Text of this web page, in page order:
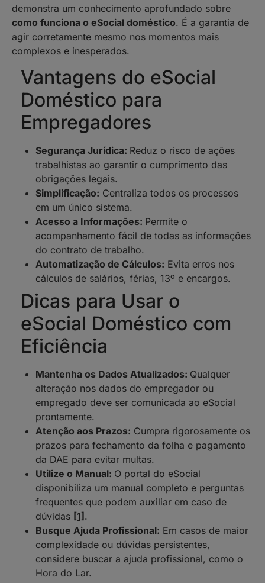
demonstra um conhecimento aprofundado sobre
como funciona o eSocial doméstico. É a garantia de
agir corretamente mesmo nos momentos mais
complexos e inesperados.
Vantagens do eSocial
Doméstico para
Empregadores
Segurança Jurídica: Reduz o risco de ações
trabalhistas ao garantir o cumprimento das
obrigações legais.
Simplificação: Centraliza todos os processos
em um único sistema.
Acesso a Informações: Permite o
acompanhamento fácil de todas as informações
do contrato de trabalho.
Automatização de Cálculos: Evita erros nos
cálculos de salários, férias, 13º e encargos.
Dicas para Usar o
eSocial Doméstico com
Eficiência
Mantenha os Dados Atualizados: Qualquer
alteração nos dados do empregador ou
empregado deve ser comunicada ao eSocial
prontamente.
Atenção aos Prazos: Cumpra rigorosamente os
prazos para fechamento da folha e pagamento
da DAE para evitar multas.
Utilize o Manual: O portal do eSocial
disponibiliza um manual completo e perguntas
frequentes que podem auxiliar em caso de
dúvidas [1].
Busque Ajuda Profissional: Em casos de maior
complexidade ou dúvidas persistentes,
considere buscar a ajuda profissional, como o
Hora do Lar.